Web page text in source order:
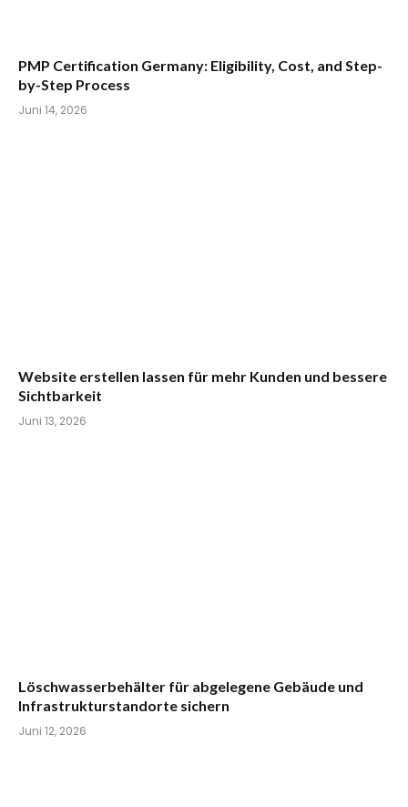
PMP Certification Germany: Eligibility, Cost, and Step-
by-Step Process
Juni 14, 2026
Website erstellen lassen für mehr Kunden und bessere
Sichtbarkeit
Juni 13, 2026
Löschwasserbehälter für abgelegene Gebäude und
Infrastrukturstandorte sichern
Juni 12, 2026